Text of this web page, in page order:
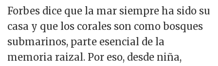
Forbes dice que la mar siempre ha sido su
casa y que los corales son como bosques
submarinos, parte esencial de la
memoria raizal. Por eso, desde niña,